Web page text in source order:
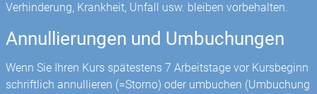
Verhinderung, Krankheit, Unfall usw. bleiben vorbehalten.
Annullierungen und Umbuchungen
Wenn Sie Ihren Kurs spätestens 7 Arbeitstage vor Kursbeginn
schriftlich annullieren (=Storno) oder umbuchen (Umbuchung